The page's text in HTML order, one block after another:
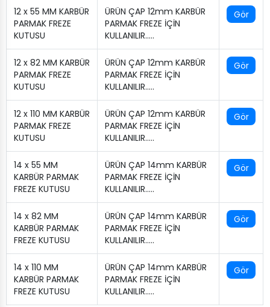
12 x 55 MM KARBÜR
PARMAK FREZE
KUTUSU
ÜRÜN ÇAP 12mm KARBÜR
PARMAK FREZE İÇİN
KULLANILIR…..
Gör
12 x 82 MM KARBÜR
PARMAK FREZE
KUTUSU
ÜRÜN ÇAP 12mm KARBÜR
PARMAK FREZE İÇİN
KULLANILIR…..
Gör
12 x 110 MM KARBÜR
PARMAK FREZE
KUTUSU
ÜRÜN ÇAP 12mm KARBÜR
PARMAK FREZE İÇİN
KULLANILIR…..
Gör
14 x 55 MM
KARBÜR PARMAK
FREZE KUTUSU
ÜRÜN ÇAP 14mm KARBÜR
PARMAK FREZE İÇİN
KULLANILIR…..
Gör
14 x 82 MM
KARBÜR PARMAK
FREZE KUTUSU
ÜRÜN ÇAP 14mm KARBÜR
PARMAK FREZE İÇİN
KULLANILIR…..
Gör
14 x 110 MM
KARBÜR PARMAK
FREZE KUTUSU
ÜRÜN ÇAP 14mm KARBÜR
PARMAK FREZE İÇİN
KULLANILIR…..
Gör